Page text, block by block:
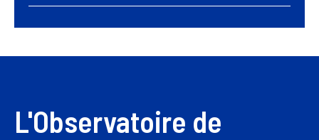
L'Observatoire de